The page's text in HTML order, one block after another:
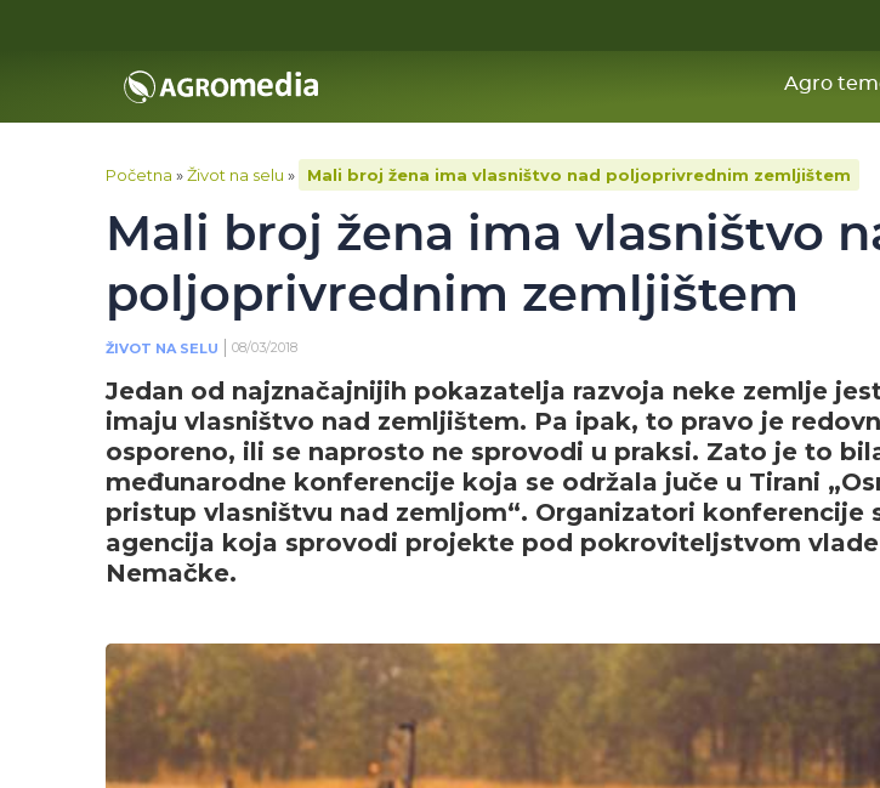
Agro
Početna »Život na selu » Mali broj žena ima vlasništvo nad poljoprivrednim zemljištem
Mali broj žena ima vlasništvo
poljoprivrednim zemljištem
ŽIVOT NA SELU 08/03/2018
Jedan od najznačajnijih pokazatelja razvoja neke zemlje
imaju vlasništvo nad zemljištem. Pa ipak, to pravo je
osporeno, ili se naprosto ne sprovodi u praksi. Zato je to
međunarodne konferencije koja se održala juče u Tirani
pristup vlasništvu nad zemljom“. Organizatori konferencije
agencija koja sprovodi projekte pod pokroviteljstvom
Nemačke.